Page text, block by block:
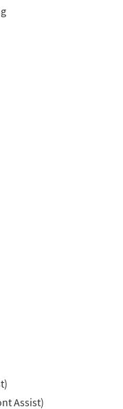
Assist)